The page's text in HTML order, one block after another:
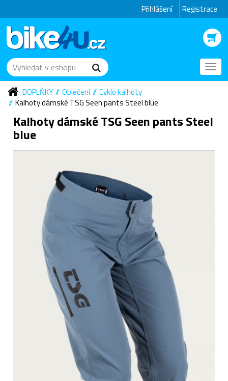
Přihlášení Registrace
DOPLŇKY
Oblečení
Cyklo kalhoty
Kalhoty dámské TSG Seen pants Steel blue
Kalhoty dámské TSG Seen pants Steel
blue